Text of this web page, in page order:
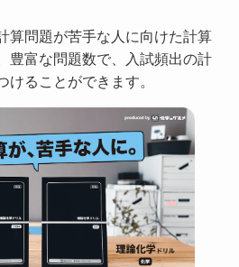
算問題が苦手な人に向けた計算
豊富な問題数で、入試頻出の計
ることができます。